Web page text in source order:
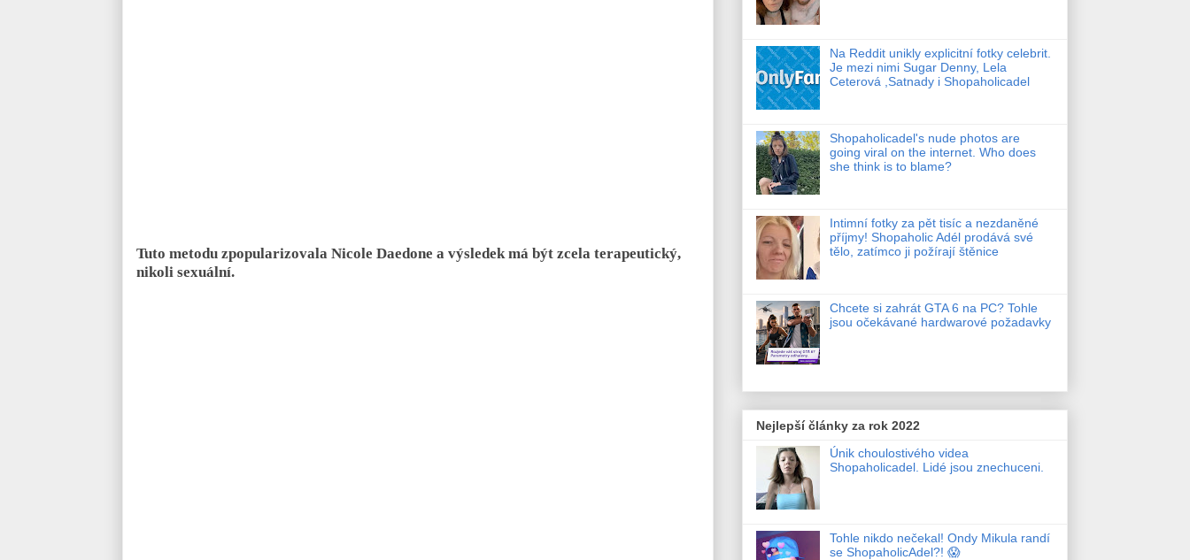
Tuto metodu zpopularizovala Nicole Daedone a výsledek má být zcela terapeutický,
nikoli sexuální.
Na Reddit unikly explicitní fotky celebrit.
Je mezi nimi Sugar Denny, Lela
Ceterová ,Satnady i Shopaholicadel
Shopaholicadel's nude photos are
going viral on the internet. Who does
she think is to blame?
Intimní fotky za pět tisíc a nezdaněné
příjmy! Shopaholic Adél prodává své
tělo, zatímco ji požírají štěnice
Chcete si zahrát GTA 6 na PC? Tohle
jsou očekávané hardwarové požadavky
Nejlepší články za rok 2022
Únik choulostivého videa
Shopaholicadel. Lidé jsou znechuceni.
Tohle nikdo nečekal! Ondy Mikula randí
se ShopaholicAdel?! 😱